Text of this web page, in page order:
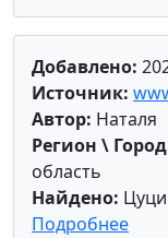
Добавлено:
Источник:
Автор: Наталя
Регион \
область
Найдено:
Подробнее